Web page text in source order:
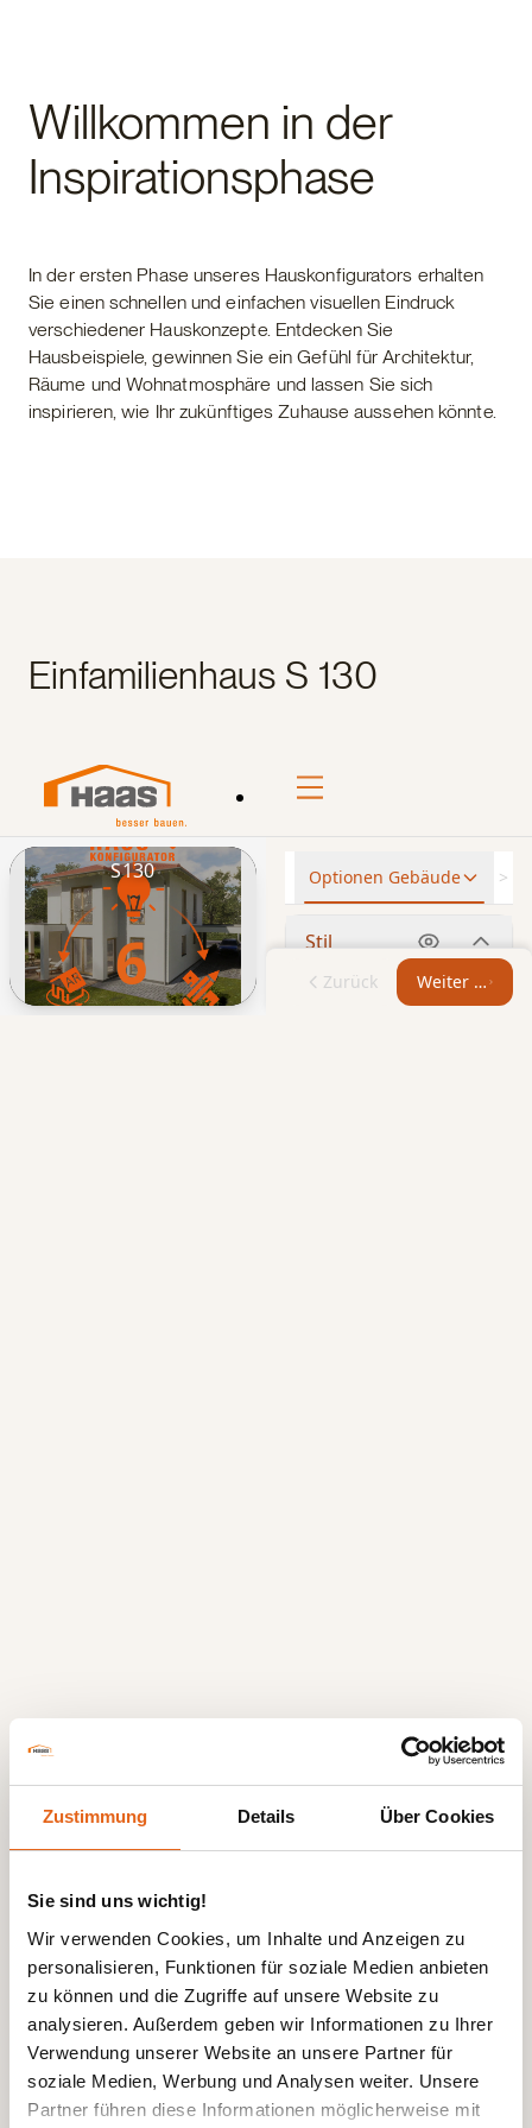
Zustimmung Details Über Cookies
Sie sind uns wichtig!
Wir verwenden Cookies, um Inhalte und Anzeigen zu
personalisieren, Funktionen für soziale Medien anbieten
zu können und die Zugriffe auf unsere Website zu
analysieren. Außerdem geben wir Informationen zu Ihrer
Verwendung unserer Website an unsere Partner für
soziale Medien, Werbung und Analysen weiter. Unsere
Partner führen diese Informationen möglicherweise mit
Willkommen in der
Inspirationsphase
In der ersten Phase unseres Hauskonfigurators erhalten
Sie einen schnellen und einfachen visuellen Eindruck
verschiedener Hauskonzepte. Entdecken Sie
Hausbeispiele, gewinnen Sie ein Gefühl für Architektur,
Räume und Wohnatmosphäre und lassen Sie sich
inspirieren, wie Ihr zukünftiges Zuhause aussehen könnte.
Einfamilienhaus S 130